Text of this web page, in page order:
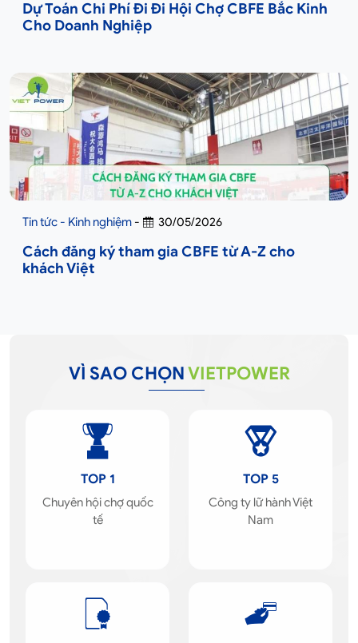
Dự Toán Chi Phí Đi Đi Hội Chợ CBFE Bắc Kinh
Cho Doanh Nghiệp
Tin tức - Kinh nghiệm - 30/05/2026
Cách đăng ký tham gia CBFE từ A-Z cho
khách Việt
VÌ SAO CHỌNVIETPOWER
TOP 1
Chuyên hội chợ quốc
tế
TOP 5
Công ty lữ hành Việt
Nam